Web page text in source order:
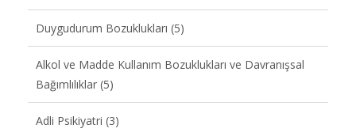
Duygudurum Bozuklukları (5)
Alkol ve Madde Kullanım Bozuklukları ve Davranışsal
Bağımlılıklar (5)
Adli Psikiyatri (3)